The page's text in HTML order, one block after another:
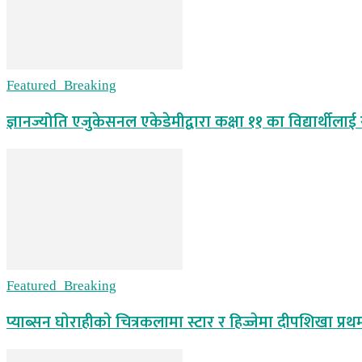
Featured_Breaking
ज्ञानज्योति एजुकेसनल एकेडेमीद्वारा कक्षा ११ का
Featured_Breaking
प्याब्सन घाेराहीकाे चित्रकलामा स्टार र हिज्जेमा दीपशिखा